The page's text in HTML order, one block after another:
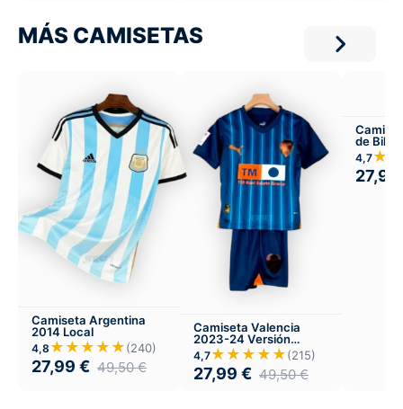
MÁS CAMISETAS
Camiseta Argentina
2014 Local
4,8 ★★★★★(240)
27,99 € 49,50€
Camiseta Valencia
2023-24 Versión
Infantil Visitante
4,7★★★★★(215)
27,99 € 49,50€
de
4,7
27,99